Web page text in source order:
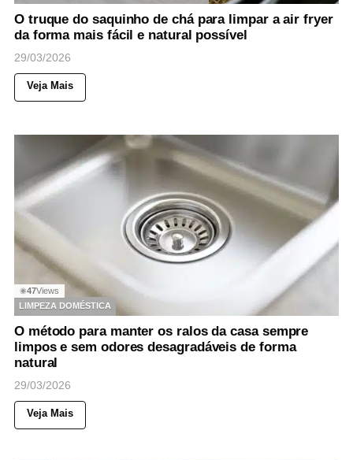
O truque do saquinho de chá para limpar a air fryer
da forma mais fácil e natural possível
29/03/2026
Veja Mais
◉47Views
LIMPEZA DOMÉSTICA
O método para manter os ralos da casa sempre
limpos e sem odores desagradáveis de forma
natural
29/03/2026
Veja Mais